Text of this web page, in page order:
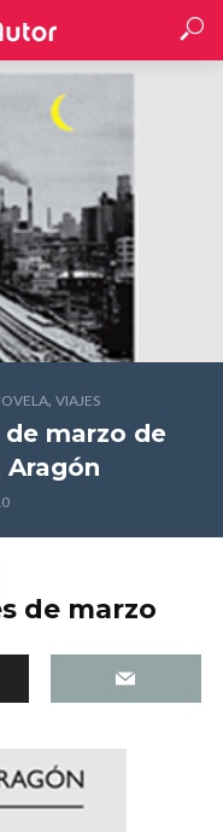
, VIAJES
marzo de
Aragón
de marzo